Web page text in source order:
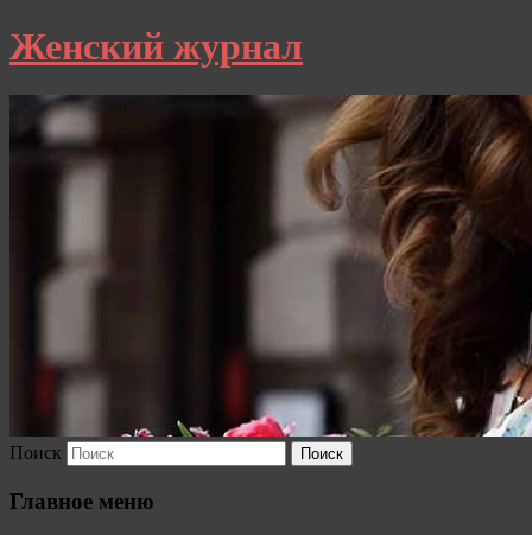
Женский журнал
Поиск
Главное меню